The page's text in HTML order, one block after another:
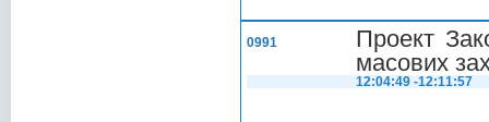
0991
Проект
масових
12:04:49 -12:11:57